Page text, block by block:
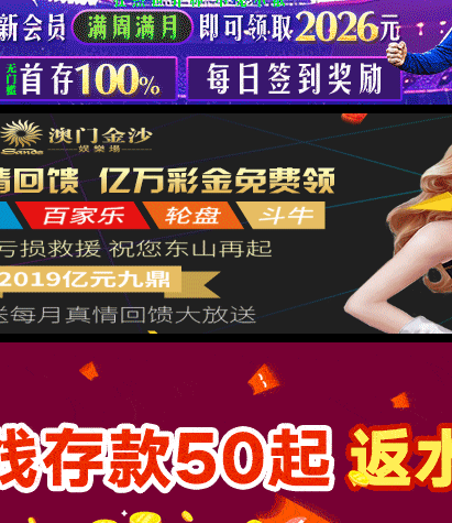
模块不存在:list
你可以返回上一页重试，或直接向我们反馈错误报告
返回主页 反馈错误